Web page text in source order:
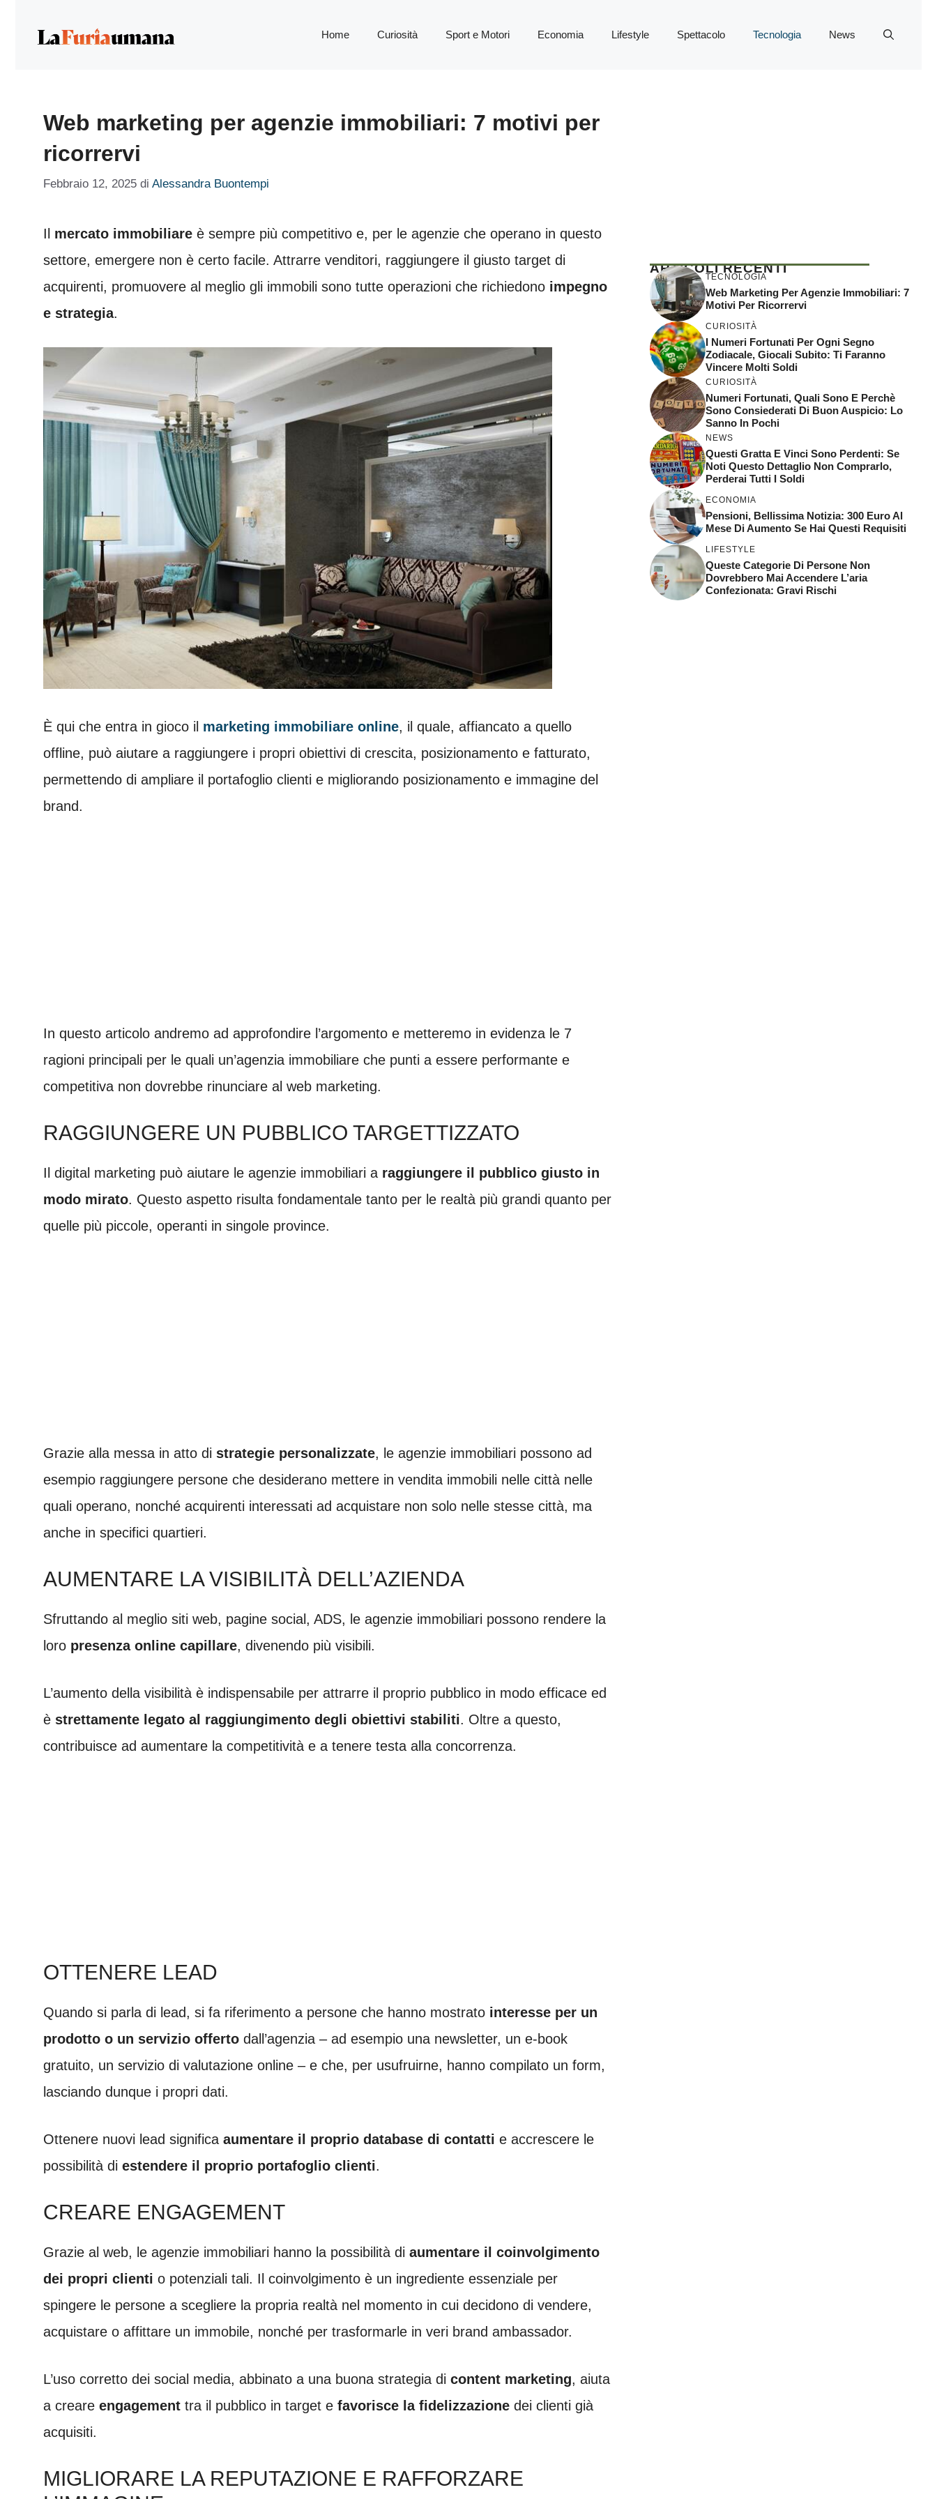
Home Curiosità Sport e Motori Economia Lifestyle Spettacolo Tecnologia News
Web marketing per agenzie immobiliari: 7 motivi per
ricorrervi
Febbraio 12, 2025 di Alessandra Buontempi
Il mercato immobiliare è sempre più competitivo e, per le agenzie che operano in questo
settore, emergere non è certo facile. Attrarre venditori, raggiungere il giusto target di
acquirenti, promuovere al meglio gli immobili sono tutte operazioni che richiedono impegno
e strategia.
È qui che entra in gioco il marketing immobiliare online, il quale, affiancato a quello
offline, può aiutare a raggiungere i propri obiettivi di crescita, posizionamento e fatturato,
permettendo di ampliare il portafoglio clienti e migliorando posizionamento e immagine del
brand.
In questo articolo andremo ad approfondire l’argomento e metteremo in evidenza le 7
ragioni principali per le quali un’agenzia immobiliare che punti a essere performante e
competitiva non dovrebbe rinunciare al web marketing.
RAGGIUNGERE UN PUBBLICO TARGETTIZZATO
Il digital marketing può aiutare le agenzie immobiliari a raggiungere il pubblico giusto in
modo mirato. Questo aspetto risulta fondamentale tanto per le realtà più grandi quanto per
quelle più piccole, operanti in singole province.
Grazie alla messa in atto di strategie personalizzate, le agenzie immobiliari possono ad
esempio raggiungere persone che desiderano mettere in vendita immobili nelle città nelle
quali operano, nonché acquirenti interessati ad acquistare non solo nelle stesse città, ma
anche in specifici quartieri.
AUMENTARE LA VISIBILITÀ DELL’AZIENDA
Sfruttando al meglio siti web, pagine social, ADS, le agenzie immobiliari possono rendere la
loro presenza online capillare, divenendo più visibili.
L’aumento della visibilità è indispensabile per attrarre il proprio pubblico in modo efficace ed
è strettamente legato al raggiungimento degli obiettivi stabiliti. Oltre a questo,
contribuisce ad aumentare la competitività e a tenere testa alla concorrenza.
OTTENERE LEAD
Quando si parla di lead, si fa riferimento a persone che hanno mostrato interesse per un
prodotto o un servizio offerto dall’agenzia – ad esempio una newsletter, un e-book
gratuito, un servizio di valutazione online – e che, per usufruirne, hanno compilato un form,
lasciando dunque i propri dati.
Ottenere nuovi lead significa aumentare il proprio database di contatti e accrescere le
possibilità di estendere il proprio portafoglio clienti.
CREARE ENGAGEMENT
Grazie al web, le agenzie immobiliari hanno la possibilità di aumentare il coinvolgimento
dei propri clienti o potenziali tali. Il coinvolgimento è un ingrediente essenziale per
spingere le persone a scegliere la propria realtà nel momento in cui decidono di vendere,
acquistare o affittare un immobile, nonché per trasformarle in veri brand ambassador.
L’uso corretto dei social media, abbinato a una buona strategia di content marketing, aiuta
a creare engagement tra il pubblico in target e favorisce la fidelizzazione dei clienti già
acquisiti.
MIGLIORARE LA REPUTAZIONE E RAFFORZARE
ARTICOLI RECENTI
TECNOLOGIA
Web Marketing Per Agenzie Immobiliari: 7
Motivi Per Ricorrervi
CURIOSITÀ
I Numeri Fortunati Per Ogni Segno
Zodiacale, Giocali Subito: Ti Faranno
Vincere Molti Soldi
CURIOSITÀ
Numeri Fortunati, Quali Sono E Perchè
Sono Consiederati Di Buon Auspicio: Lo
Sanno In Pochi
NEWS
Questi Gratta E Vinci Sono Perdenti: Se
Noti Questo Dettaglio Non Comprarlo,
Perderai Tutti I Soldi
ECONOMIA
Pensioni, Bellissima Notizia: 300 Euro Al
Mese Di Aumento Se Hai Questi Requisiti
LIFESTYLE
Queste Categorie Di Persone Non
Dovrebbero Mai Accendere L’aria
Confezionata: Gravi Rischi